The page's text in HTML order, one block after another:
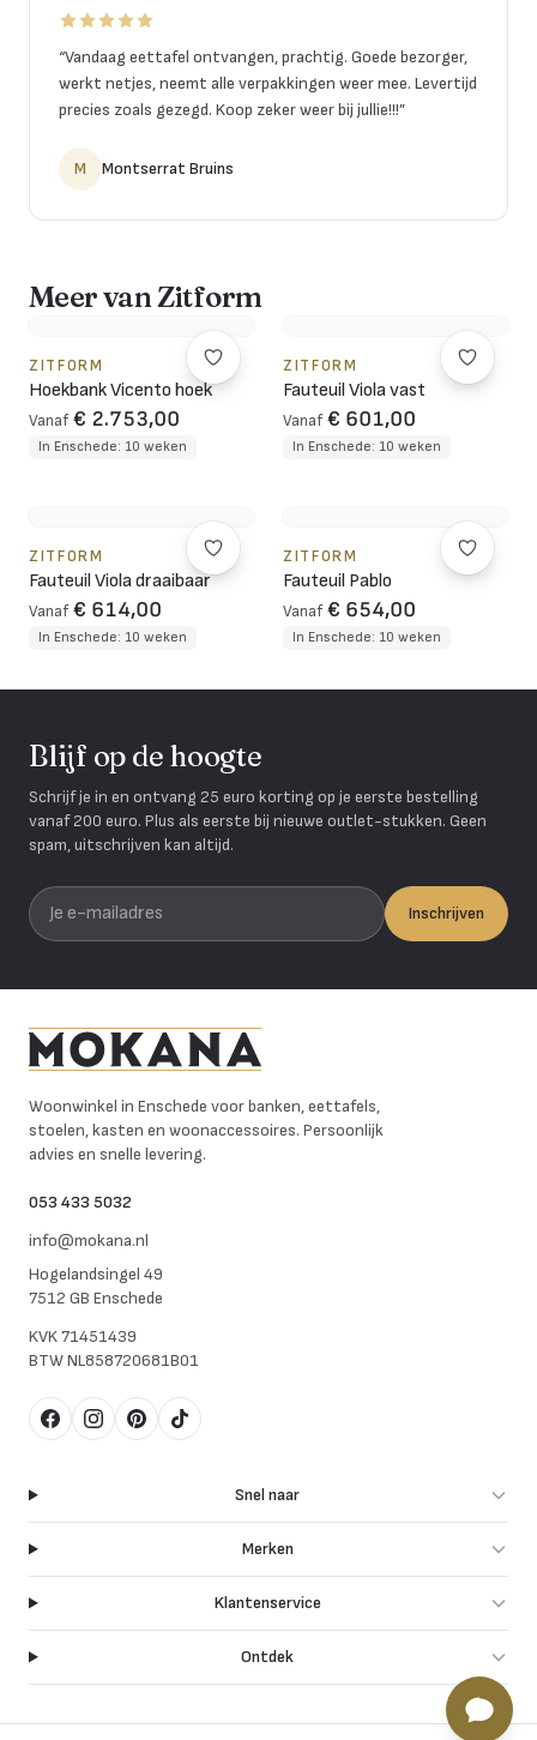
“Vandaag eettafel ontvangen, prachtig. Goede bezorger,
werkt netjes, neemt alle verpakkingen weer mee. Levertijd
precies zoals gezegd. Koop zeker weer bij jullie!!!”
M Montserrat Bruins
Meer van Zitform
ZITFORM
Hoekbank Vicento hoek
Vanaf € 2.753,00
In Enschede: 10 weken
ZITFORM
Fauteuil Viola vast
Vanaf € 601,00
In Enschede: 10 weken
ZITFORM
Fauteuil Viola draaibaar
Vanaf € 614,00
In Enschede: 10 weken
ZITFORM
Fauteuil Pablo
Vanaf € 654,00
In Enschede: 10 weken
Blijf op de hoogte
Schrijf je in en ontvang 25 euro korting op je eerste bestelling
vanaf 200 euro. Plus als eerste bij nieuwe outlet-stukken. Geen
spam, uitschrijven kan altijd.
Je e-mailadres
Inschrijven
Woonwinkel in Enschede voor banken, eettafels,
stoelen, kasten en woonaccessoires. Persoonlijk
advies en snelle levering.
053 433 5032
info@mokana.nl
Hogelandsingel 49
7512 GB Enschede
KVK71451439
BTWNL858720681B01
FacebookInstagram
Pinterest
TikTok
Snel naar
Merken
Klantenservice
Ontdek